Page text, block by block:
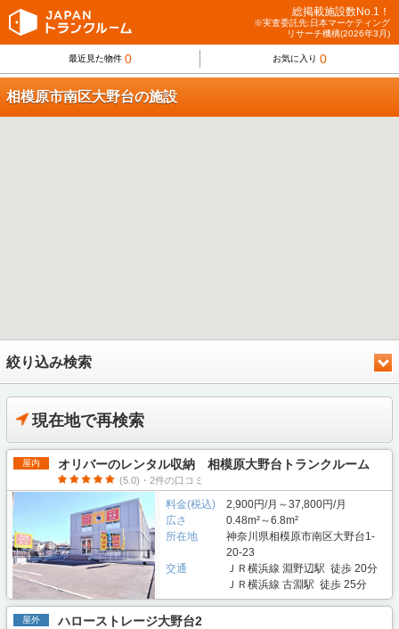
総掲載施設数No.1！
※実査委託先:日本マーケティング
リサーチ機構(2026年3月)
最近見た物件 0 お気に入り 0
相模原市南区大野台の施設
絞り込み検索
現在地で再検索
屋内 オリバーのレンタル収納 相模原大野台トランクルーム
(5.0)・2件の口コミ
料金(税込)
2,900円/月～37,800円/月
広さ
0.48m²～6.8m²
所在地
神奈川県相模原市南区大野台1-
20-23
交通
ＪＲ横浜線 淵野辺駅 徒歩 20分
ＪＲ横浜線 古淵駅 徒歩 25分
屋外 ハローストレージ大野台2